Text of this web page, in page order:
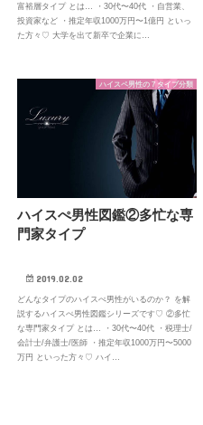
富裕層タイプ とは… ・30代〜40代 ・自営業、
投資家など ・推定年収1000万円〜1億円 といっ
た方々♡ 大学を出て新卒で企業に…
ハイスペ男性の７タイプ分類
ハイスぺ男性図鑑②多忙な専
門家タイプ
2019.02.02
どんなタイプのハイスぺ男性がいるのか？ を解
説するハイスぺ男性図鑑シリーズです♡ ②多忙
な専門家タイプ とは… ・30代〜40代 ・税理士/
会計士/弁護士/医師 ・推定年収1000万円〜5000
万円 といった方々♡ ハイ…